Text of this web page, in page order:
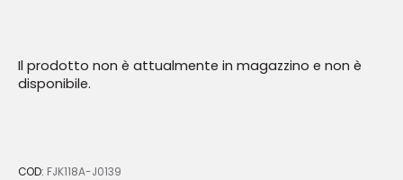
Il prodotto non è attualmente in magazzino e non è
disponibile.
COD: FJK118A-J0139